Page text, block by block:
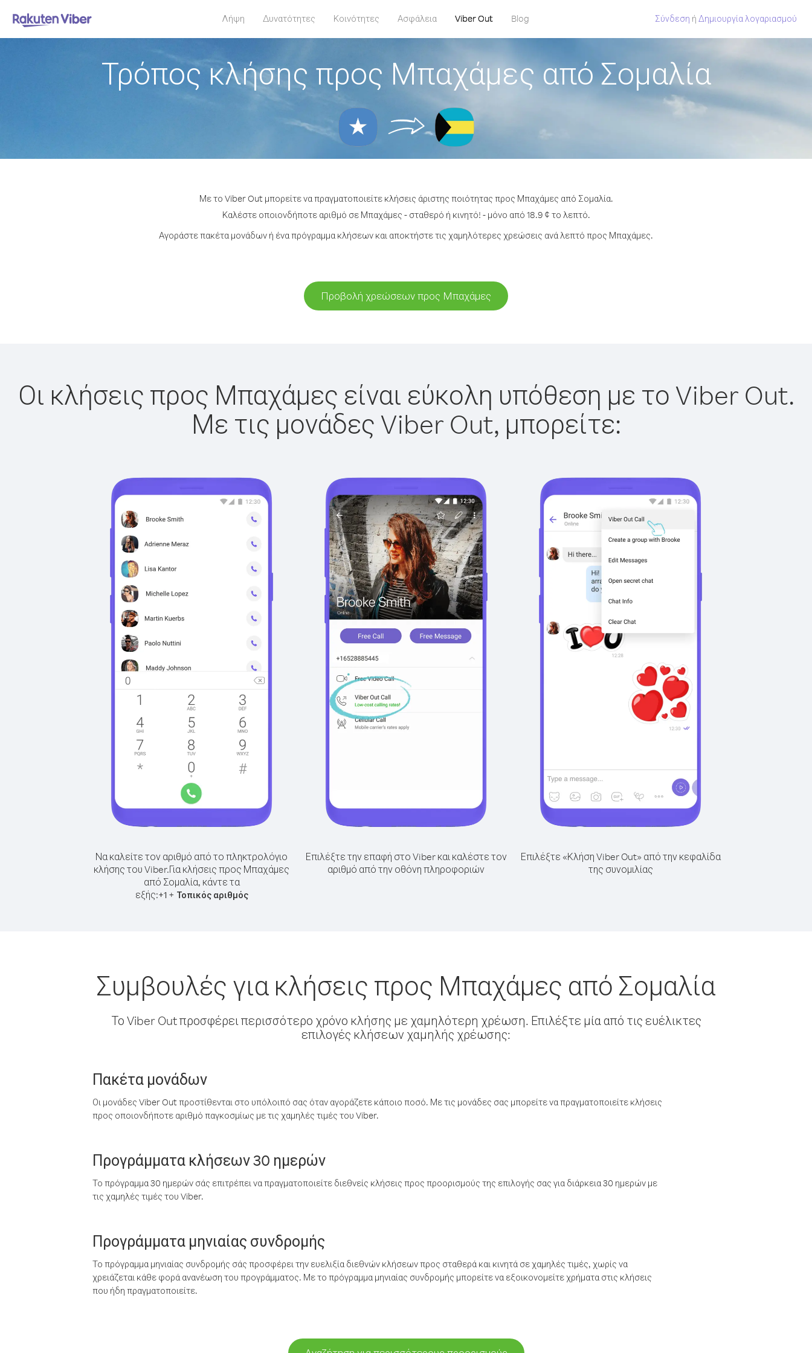
Λήψη Δυνατότητες Κοινότητες Ασφάλεια Viber Out Blog Σύνδεση ή Δημιουργία λογαριασμού
Τρόπος κλήσης προς Μπαχάμες από Σομαλία
Με το Viber Out μπορείτε να πραγματοποιείτε κλήσεις άριστης ποιότητας προς Μπαχάμες από Σομαλία.
Καλέστε οποιονδήποτε αριθμό σε Μπαχάμες - σταθερό ή κινητό! - μόνο από 18.9 ¢ το λεπτό.
Αγοράστε πακέτα μονάδων ή ένα πρόγραμμα κλήσεων και αποκτήστε τις χαμηλότερες χρεώσεις ανά λεπτό προς Μπαχάμες.
Προβολή χρεώσεων προς Μπαχάμες
Οι κλήσεις προς Μπαχάμες είναι εύκολη υπόθεση με το Viber Out.
Με τις μονάδες Viber Out, μπορείτε:
Να καλείτε τον αριθμό από το πληκτρολόγιο
κλήσης του Viber.Για κλήσεις προς Μπαχάμες
από Σομαλία, κάντε τα
εξής:+1+ Τοπικός αριθμός
Επιλέξτε την επαφή στο Viber και καλέστε τον
αριθμό από την οθόνη πληροφοριών
Επιλέξτε «Κλήση Viber Out» από την κεφαλίδα
της συνομιλίας
Συμβουλές για κλήσεις προς Μπαχάμες από Σομαλία
Το Viber Out προσφέρει περισσότερο χρόνο κλήσης με χαμηλότερη χρέωση. Επιλέξτε μία από τις ευέλικτες
επιλογές κλήσεων χαμηλής χρέωσης:
Πακέτα μονάδων
Οι μονάδες Viber Out προστίθενται στο υπόλοιπό σας όταν αγοράζετε κάποιο ποσό. Με τις μονάδες σας μπορείτε να πραγματοποιείτε κλήσεις
προς οποιονδήποτε αριθμό παγκοσμίως με τις χαμηλές τιμές του Viber.
Προγράμματα κλήσεων 30 ημερών
Το πρόγραμμα 30 ημερών σάς επιτρέπει να πραγματοποιείτε διεθνείς κλήσεις προς προορισμούς της επιλογής σας για διάρκεια 30 ημερών με
τις χαμηλές τιμές του Viber.
Προγράμματα μηνιαίας συνδρομής
Το πρόγραμμα μηνιαίας συνδρομής σάς προσφέρει την ευελιξία διεθνών κλήσεων προς σταθερά και κινητά σε χαμηλές τιμές, χωρίς να
χρειάζεται κάθε φορά ανανέωση του προγράμματος. Με το πρόγραμμα μηνιαίας συνδρομής μπορείτε να εξοικονομείτε χρήματα στις κλήσεις
που ήδη πραγματοποιείτε.